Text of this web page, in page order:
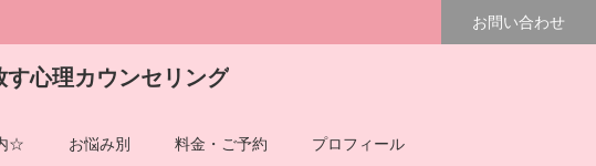
お問い合わせ
心理カウンセリング
☆ お悩み別 料金・ご予約 プロフィール